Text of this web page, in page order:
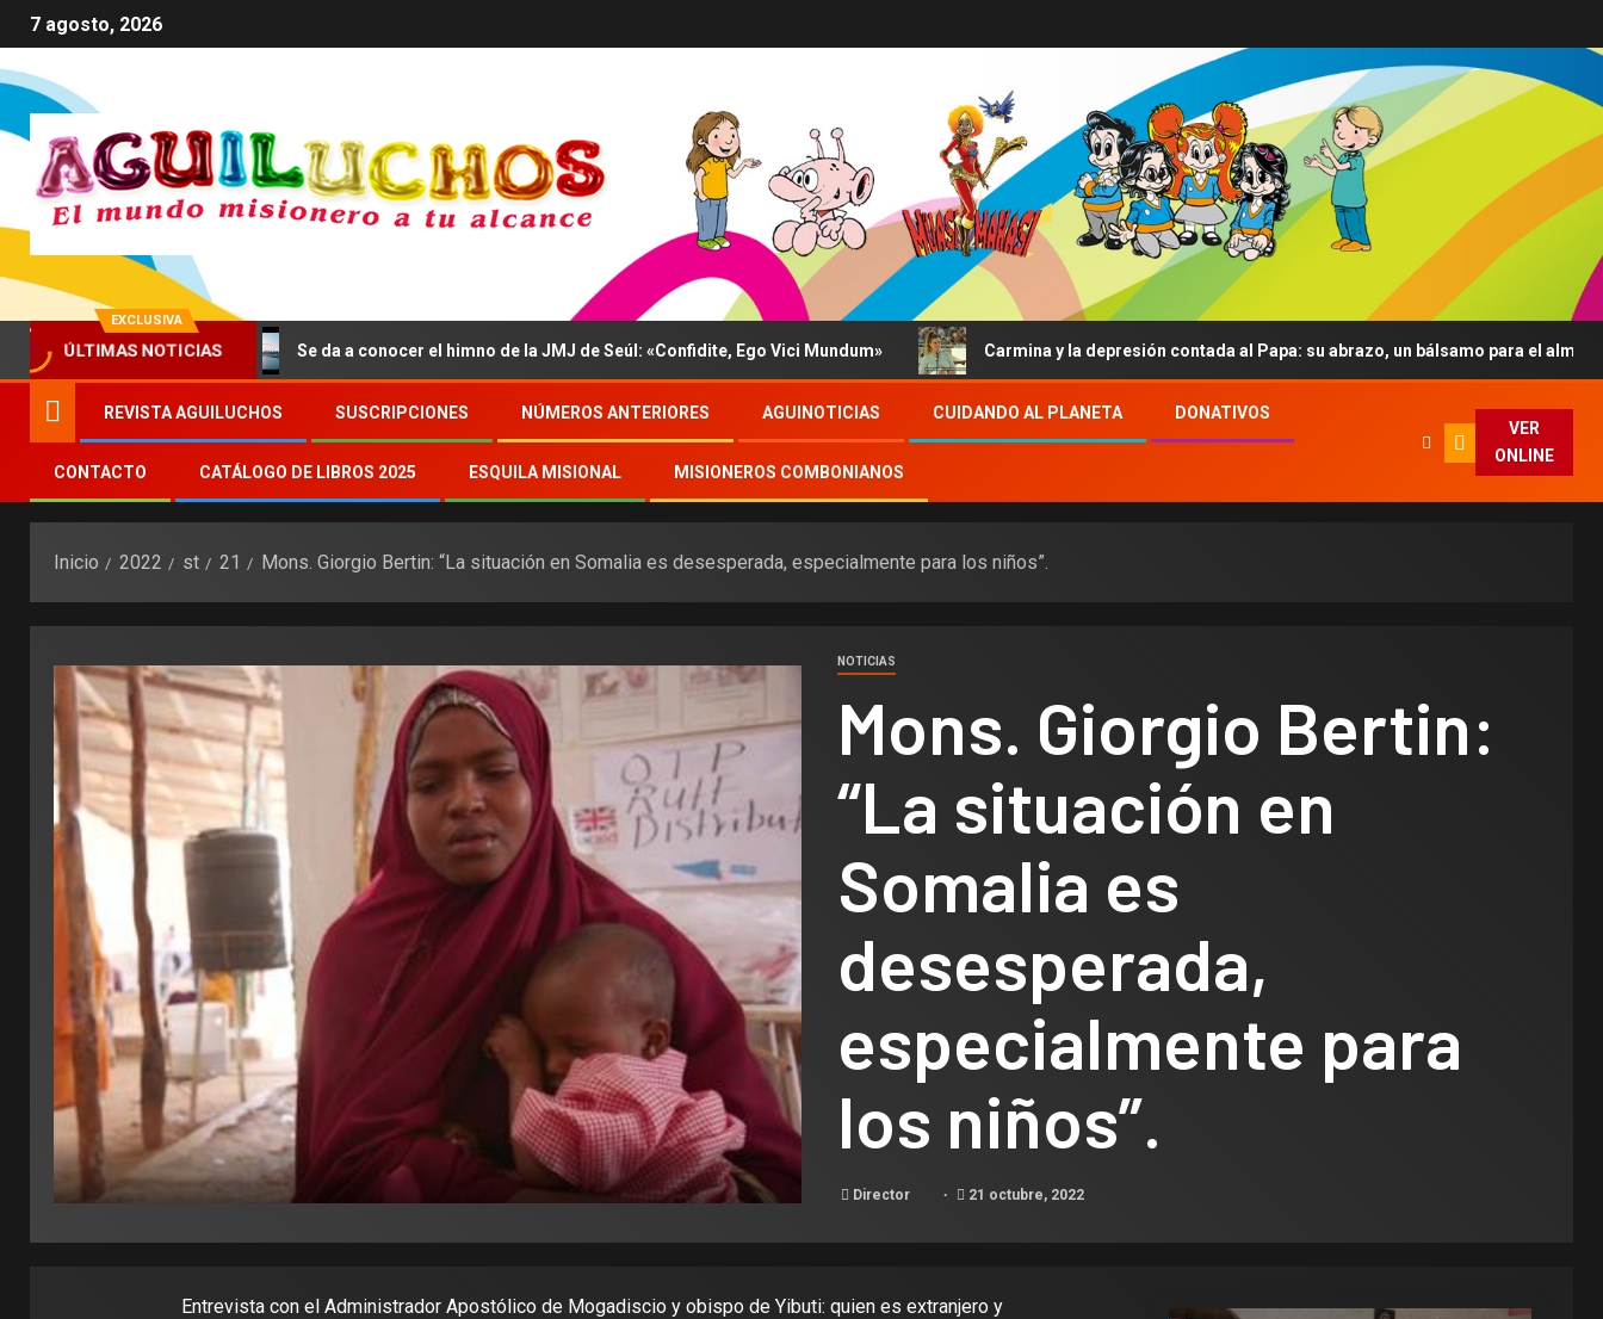
7 agosto, 2026
EXCLUSIVA
ÚLTIMAS NOTICIAS
bien común Se da a conocer el himno de la JMJ de Seúl: «Confidite, Ego Vici Mundum» Carmina y la depresión contada al Papa: su abrazo, un bálsamo para el alma
REVISTA AGUILUCHOS SUSCRIPCIONES NÚMEROS ANTERIORES AGUINOTICIAS CUIDANDO AL PLANETA DONATIVOS
CONTACTO CATÁLOGO DE LIBROS 2025 ESQUILA MISIONAL MISIONEROS COMBONIANOS
VER
ONLINE
Inicio 2022 st 21 Mons. Giorgio Bertin: “La situación en Somalia es desesperada, especialmente para los niños”.
NOTICIAS
Mons. Giorgio Bertin:
“La situación en
Somalia es
desesperada,
especialmente para
los niños”.
Director 21 octubre, 2022
Entrevista con el Administrador Apostólico de Mogadiscio y obispo de Yibuti: quien es extranjero y